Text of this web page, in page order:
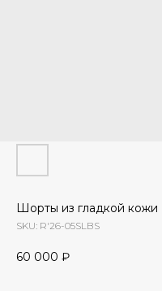
Шорты из гладкой кожи
SKU: R'26-05SLBS
60 000 ₽